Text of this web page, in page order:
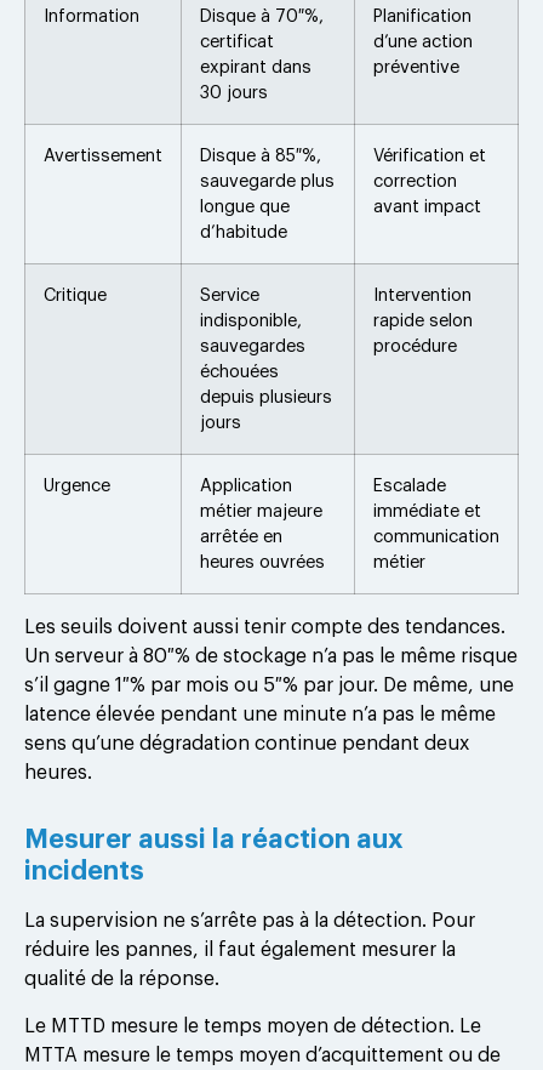
Information
Disque à 70 %,
certificat
expirant dans
30 jours
Planification
d’une action
préventive
Avertissement
Disque à 85 %,
sauvegarde plus
longue que
d’habitude
Vérification et
correction
avant impact
Critique
Service
indisponible,
sauvegardes
échouées
depuis plusieurs
jours
Intervention
rapide selon
procédure
Urgence
Application
métier majeure
arrêtée en
heures ouvrées
Escalade
immédiate et
communication
métier
Les seuils doivent aussi tenir compte des tendances.
Un serveur à 80 % de stockage n’a pas le même risque
s’il gagne 1 % par mois ou 5 % par jour. De même, une
latence élevée pendant une minute n’a pas le même
sens qu’une dégradation continue pendant deux
heures.
Mesurer aussi la réaction aux
incidents
La supervision ne s’arrête pas à la détection. Pour
réduire les pannes, il faut également mesurer la
qualité de la réponse.
Le MTTD mesure le temps moyen de détection. Le
MTTA mesure le temps moyen d’acquittement ou de